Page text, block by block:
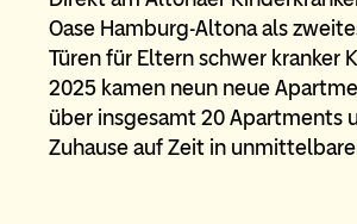
Oase Hamburg-Altona als
Türen für Eltern schwer
2025 kamen neun neue
über insgesamt 20 Apartments
Zuhause auf Zeit in